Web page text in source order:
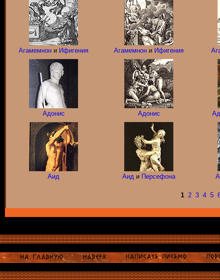
Агамемнон и Ифигения Агамемнон и Ифигения
Адонис Адонис
Аид Аид и Персефона
1 2 3 4 5